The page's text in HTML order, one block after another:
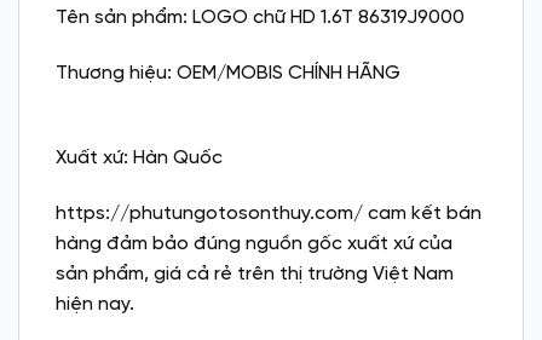
Tên sản phẩm: LOGO chữ HD 1.6T 86319J9000
Thương hiệu: OEM/MOBIS CHÍNH HÃNG
Xuất xứ: Hàn Quốc
https://phutungotosonthuy.com/ cam kết bán
hàng đảm bảo đúng nguồn gốc xuất xứ của
sản phẩm, giá cả rẻ trên thị trường Việt Nam
hiện nay.